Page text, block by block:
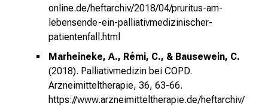
online.de/heftarchiv/2018/04/pruritus-am-
lebensende-ein-palliativmedizinischer-
patientenfall.html
Marheineke, A., Rémi, C., & Bausewein, C.
(2018). Palliativmedizin bei COPD.
Arzneimitteltherapie, 36, 63-66.
https://www.arzneimitteltherapie.de/heftarchiv/